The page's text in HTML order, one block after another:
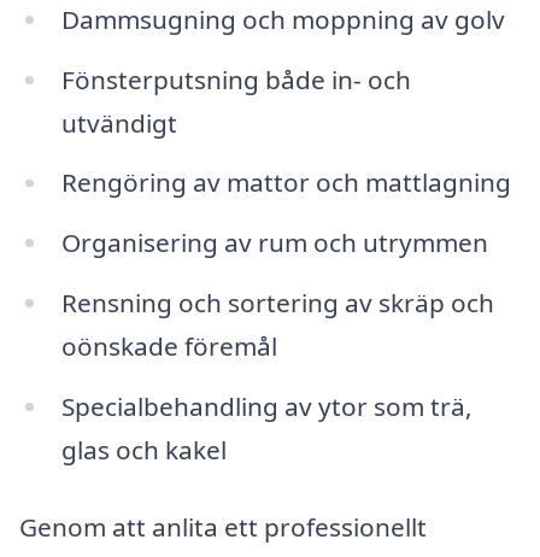
Dammsugning och moppning av golv
Fönsterputsning både in- och
utvändigt
Rengöring av mattor och mattlagning
Organisering av rum och utrymmen
Rensning och sortering av skräp och
oönskade föremål
Specialbehandling av ytor som trä,
glas och kakel
Genom att anlita ett professionellt